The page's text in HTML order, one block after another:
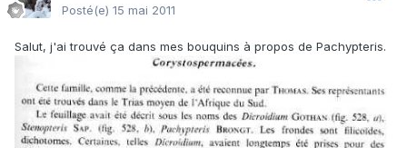
Posté(e) 15 mai 2011
Salut, j'ai trouvé ça dans mes bouquins à propos de Pachypteris.